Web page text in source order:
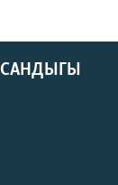
САНДЫГЫ